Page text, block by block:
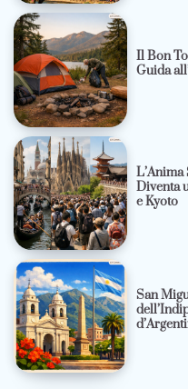
Il Bon
Guida
Diventa
e Kyoto
San